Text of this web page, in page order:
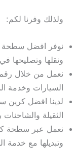
ولذلك وفرنا لكم:
نوفر افضل سطحة
ونقلها وتصليحها
نعمل من خلال
السيارات وخدمة
لدينا افضل كرين
الثقيلة والشاحنات
نعمل عبر سطحة
وتبديلها مع خدمة